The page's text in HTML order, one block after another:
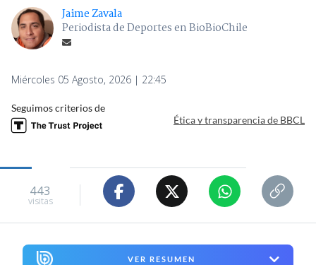
Jaime Zavala
Periodista de Deportes en BioBioChile
Miércoles 05 Agosto, 2026 | 22:45
Seguimos criterios de
Ética y transparencia de BBCL
443
visitas
VER RESUMEN